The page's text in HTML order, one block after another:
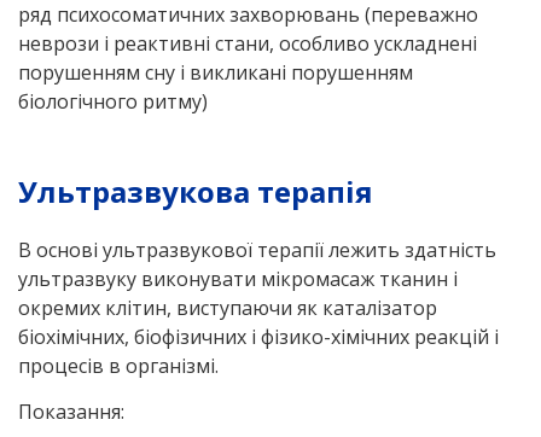
ряд психосоматичних захворювань (переважно
неврози і реактивні стани, особливо ускладнені
порушенням сну і викликані порушенням
біологічного ритму)
Ультразвукова терапія
В основі ультразвукової терапії лежить здатність
ультразвуку виконувати мікромасаж тканин і
окремих клітин, виступаючи як каталізатор
біохімічних, біофізичних і фізико-хімічних реакцій і
процесів в організмі.
Показання: